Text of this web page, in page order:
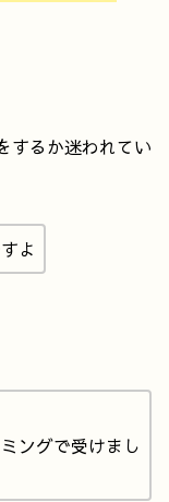
するか迷われてい
よ
ングで受けまし